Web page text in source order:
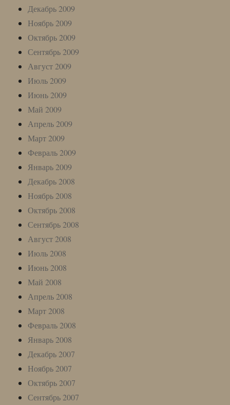
Декабрь 2009
Ноябрь 2009
Октябрь 2009
Сентябрь 2009
Август 2009
Июль 2009
Июнь 2009
Май 2009
Апрель 2009
Март 2009
Февраль 2009
Январь 2009
Декабрь 2008
Ноябрь 2008
Октябрь 2008
Сентябрь 2008
Август 2008
Июль 2008
Июнь 2008
Май 2008
Апрель 2008
Март 2008
Февраль 2008
Январь 2008
Декабрь 2007
Ноябрь 2007
Октябрь 2007
Сентябрь 2007